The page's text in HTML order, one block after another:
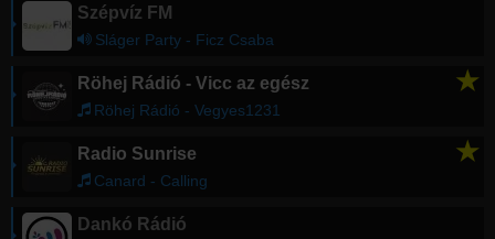
Szépvíz FM
Sláger Party - Ficz Csaba
Röhej Rádió - Vicc az egész ★
Röhej Rádió - Vegyes1231
Radio Sunrise ★
Canard - Calling
Dankó Rádió